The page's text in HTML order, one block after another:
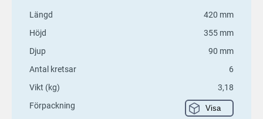
Längd
420 mm
Höjd
355 mm
Djup
90 mm
Antal kretsar
6
Vikt (kg)
3,18
Förpackning
Visa